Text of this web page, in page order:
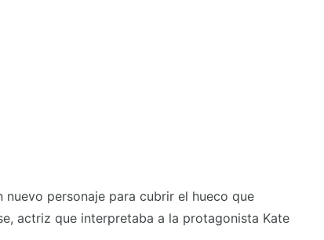
actriz que interpretaba a la protagonista Kate